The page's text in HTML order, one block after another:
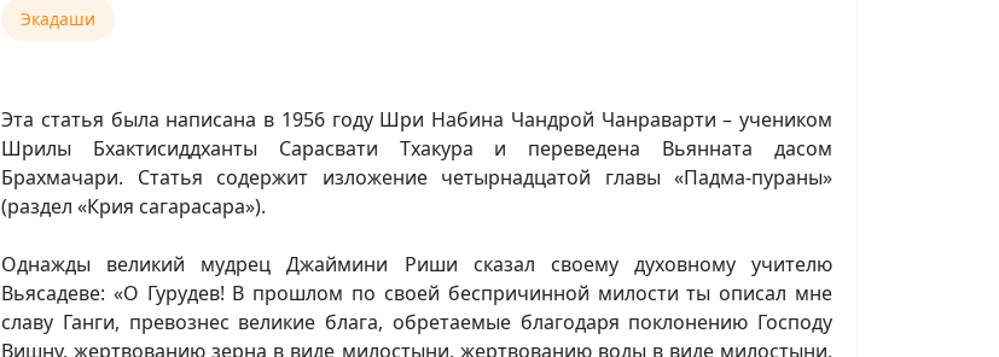
Экадаши
Эта статья была написана в 1956 году Шри Набина Чандрой Чанраварти – учеником
Шрилы Бхактисиддханты Сарасвати Тхакура и переведена Вьянната дасом
Брахмачари. Статья содержит изложение четырнадцатой главы «Падма-пураны»
(раздел «Крия сагарасара»).
Однажды великий мудрец Джаймини Риши сказал своему духовному учителю
Вьясадеве: «О Гурудев! В прошлом по своей беспричинной милости ты описал мне
славу Ганги, превознес великие блага, обретаемые благодаря поклонению Господу
Вишну, жертвованию зерна в виде милостыни, жертвованию воды в виде милостыни,